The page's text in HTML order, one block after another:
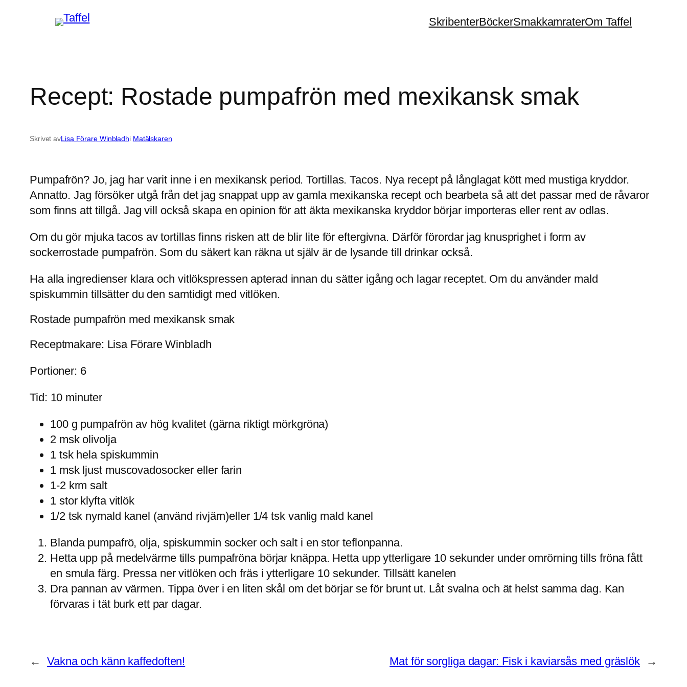
SkribenterBöckerSmakkamraterOm Taffel
Recept: Rostade pumpafrön med mexikansk smak
Skrivet avLisa Förare Winbladhi Matälskaren
Pumpafrön? Jo, jag har varit inne i en mexikansk period. Tortillas. Tacos. Nya recept på långlagat kött med mustiga kryddor.
Annatto. Jag försöker utgå från det jag snappat upp av gamla mexikanska recept och bearbeta så att det passar med de råvaror
som finns att tillgå. Jag vill också skapa en opinion för att äkta mexikanska kryddor börjar importeras eller rent av odlas.
Om du gör mjuka tacos av tortillas finns risken att de blir lite för eftergivna. Därför förordar jag knusprighet i form av
sockerrostade pumpafrön. Som du säkert kan räkna ut själv är de lysande till drinkar också.
Ha alla ingredienser klara och vitlökspressen apterad innan du sätter igång och lagar receptet. Om du använder mald
spiskummin tillsätter du den samtidigt med vitlöken.
Rostade pumpafrön med mexikansk smak
Receptmakare: Lisa Förare Winbladh
Portioner: 6
Tid: 10 minuter
100 g pumpafrön av hög kvalitet (gärna riktigt mörkgröna)
2 msk olivolja
1 tsk hela spiskummin
1 msk ljust muscovadosocker eller farin
1-2 krm salt
1 stor klyfta vitlök
1/2 tsk nymald kanel (använd rivjärn)eller 1/4 tsk vanlig mald kanel
Blanda pumpafrö, olja, spiskummin socker och salt i en stor teflonpanna.
Hetta upp på medelvärme tills pumpafröna börjar knäppa. Hetta upp ytterligare 10 sekunder under omrörning tills fröna fått
en smula färg. Pressa ner vitlöken och fräs i ytterligare 10 sekunder. Tillsätt kanelen
Dra pannan av värmen. Tippa över i en liten skål om det börjar se för brunt ut. Låt svalna och ät helst samma dag. Kan
förvaras i tät burk ett par dagar.
← Vakna och känn kaffedoften! Mat för sorgliga dagar: Fisk i kaviarsås med gräslök →